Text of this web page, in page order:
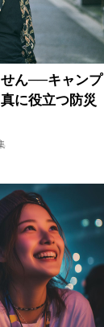
ん──キャンプ
に役立つ防災